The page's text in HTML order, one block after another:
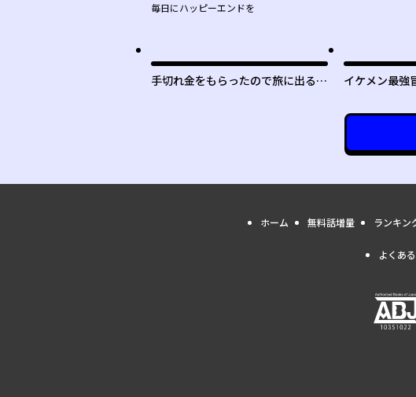
毎日にハッピーエンドを
手切れ金をもらったので旅に出るこ
イケメン最強
ホーム 無料話増量 ランキン
よくあ